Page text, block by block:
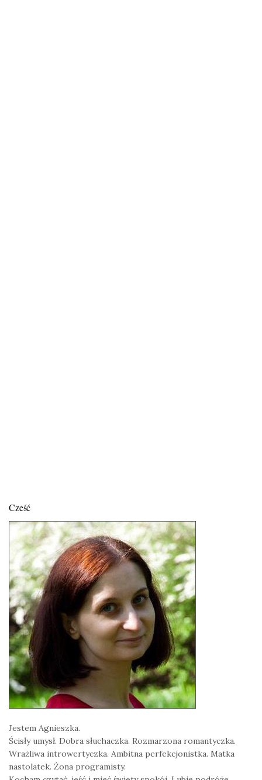
Cześć
Jestem Agnieszka.
Ścisły umysł. Dobra słuchaczka. Rozmarzona romantyczka.
Wrażliwa introwertyczka. Ambitna perfekcjonistka. Matka
nastolatek. Żona programisty.